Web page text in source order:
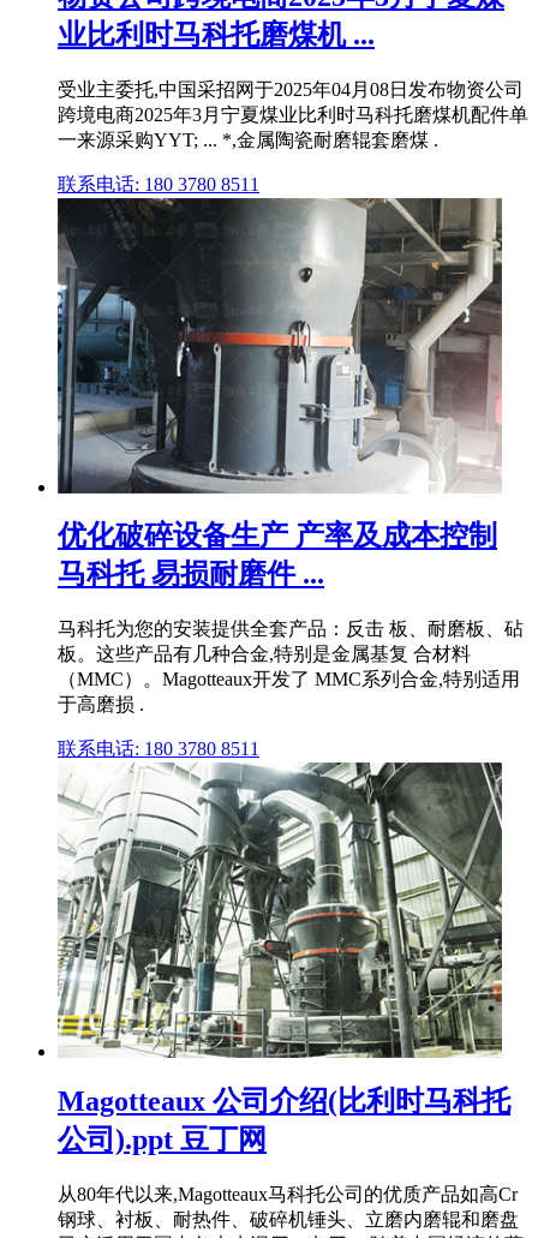
业比利时马科托磨煤机 ...
受业主委托,中国采招网于2025年04月08日发布物资公司
跨境电商2025年3月宁夏煤业比利时马科托磨煤机配件单
一来源采购YYT; ... *,金属陶瓷耐磨辊套磨煤 .
联系电话: 180 3780 8511
优化破碎设备生产 产率及成本控制
马科托 易损耐磨件 ...
马科托为您的安装提供全套产品：反击 板、耐磨板、砧
板。这些产品有几种合金,特别是金属基复 合材料
（MMC）。Magotteaux开发了 MMC系列合金,特别适用
于高磨损 .
联系电话: 180 3780 8511
Magotteaux 公司介绍(比利时马科托
公司).ppt 豆丁网
从80年代以来,Magotteaux马科托公司的优质产品如高Cr
钢球、衬板、耐热件、破碎机锤头、立磨内磨辊和磨盘